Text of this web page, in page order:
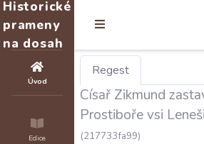
Historické
prameny
na dosah
Úvod
Edice
Regest
Císař Zikmund
Prostiboře vsi
(217733fa99)